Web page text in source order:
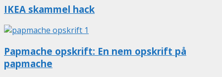
IKEA skammel hack
Papmache opskrift: En nem opskrift på
papmache